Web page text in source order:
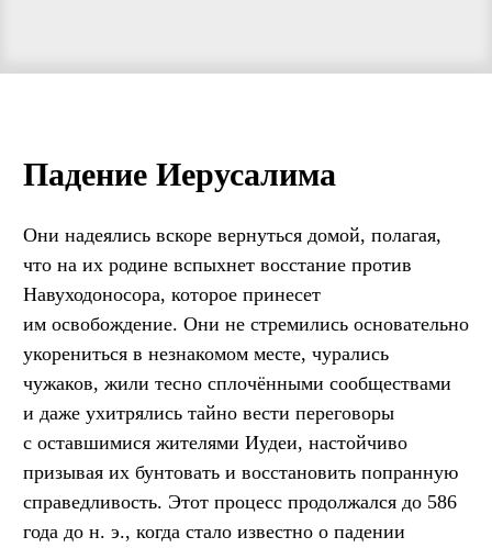
Падение Иерусалима
Они надеялись вскоре вернуться домой, полагая,
что на их родине вспыхнет восстание против
Навуходоносора, которое принесет
им освобождение. Они не стремились основательно
укорениться в незнакомом месте, чурались
чужаков, жили тесно сплочёнными сообществами
и даже ухитрялись тайно вести переговоры
с оставшимися жителями Иудеи, настойчиво
призывая их бунтовать и восстановить попранную
справедливость. Этот процесс продолжался до 586
года до н. э., когда стало известно о падении